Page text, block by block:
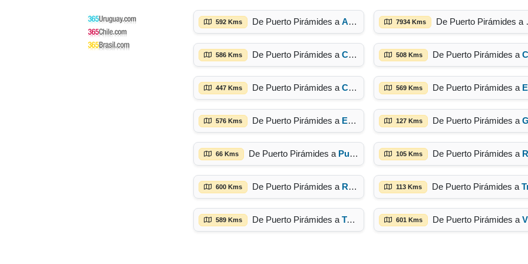
592 Kms De Puerto Pirámides a Alto Río Senguer 7934 Kms De
586 Kms De Puerto Pirámides a Cholila 508 Kms De Puerto Pirámides a Colonia Sarmiento
447 Kms De Puerto Pirámides a Comodoro Rivadavia 569 Kms De Puerto Pirámides a El Maiten
576 Kms De Puerto Pirámides a Esquel 127 Kms De Puerto Pirámides a Gaiman
66 Kms De Puerto Pirámides a Puerto Madryn 105 Kms De Puerto Pirámides a Rawson
600 Kms De Puerto Pirámides a Río Pico 113 Kms De Puerto Pirámides a
589 Kms De Puerto Pirámides a Trevelin 601 Kms De Puerto Pirámides a Villa Futalaufquen